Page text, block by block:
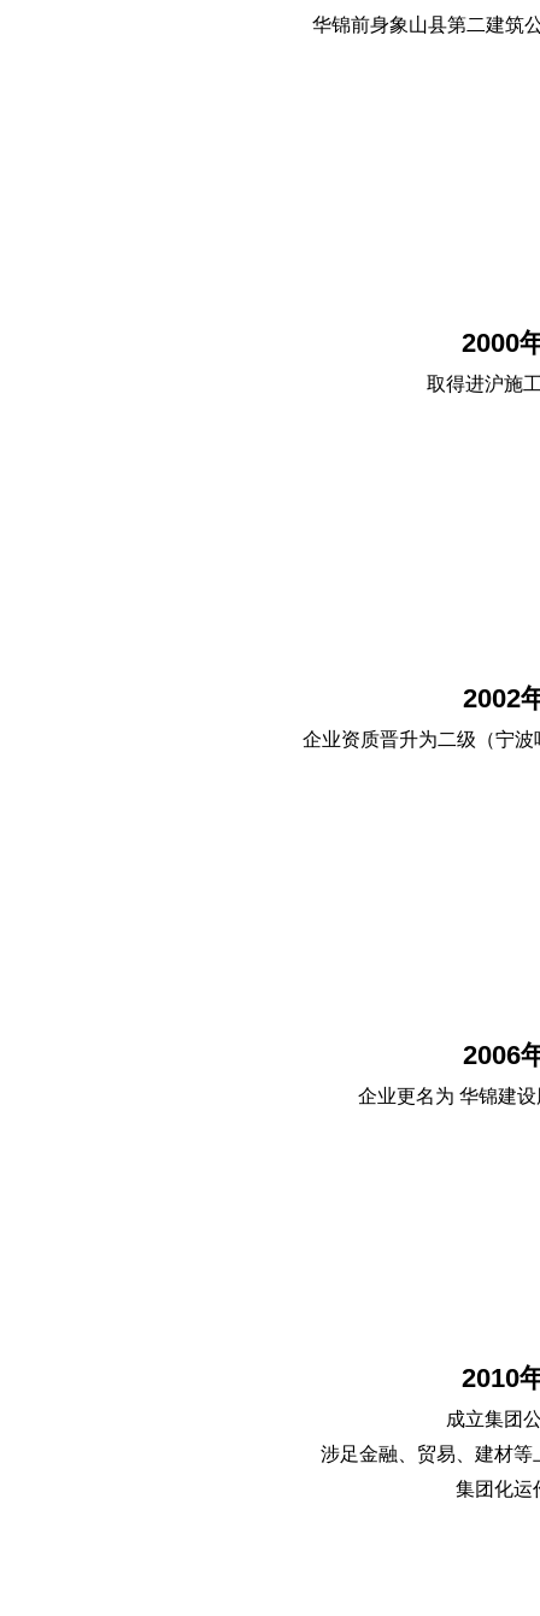
2010
成立集团
涉足金融、贸易、建材
集团化运
2006
企业更名为 华锦建
2002
企业资质晋升为二级（宁
2000
取得进沪施
华锦前身象山县第二建筑